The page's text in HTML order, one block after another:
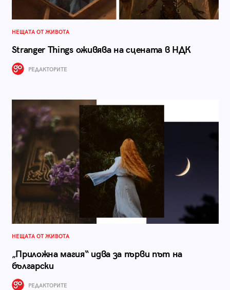
НЕЩАТА ОТ ЖИВОТА
Stranger Things оживява на сцената в НДК
РЕДАКТОРИТЕ
НЕЩАТА ОТ ЖИВОТА
„Приложна магия“ идва за първи път на
български
РЕДАКТОРИТЕ